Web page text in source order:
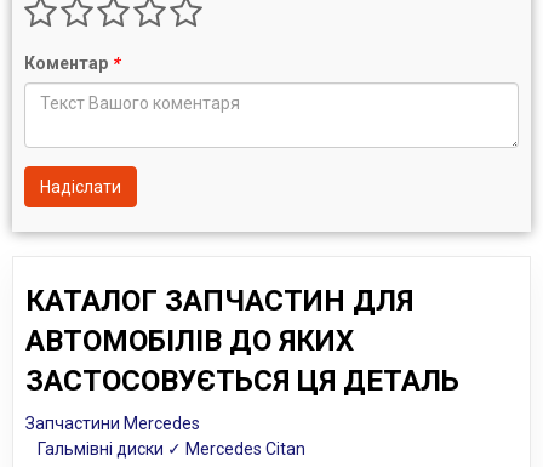
Коментар *
Надіслати
КАТАЛОГ ЗАПЧАСТИН ДЛЯ
АВТОМОБІЛІВ ДО ЯКИХ
ЗАСТОСОВУЄТЬСЯ ЦЯ ДЕТАЛЬ
Запчастини Mercedes
Гальмівні диски ✓ Mercedes Citan